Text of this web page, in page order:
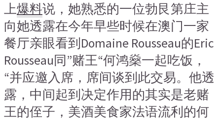
上爆料说，她熟悉的一位勃艮第庄主
向她透露在今年早些时候在澳门一家
餐厅亲眼看到Domaine Rousseau的Eric
Rousseau同”赌王“何鸿燊一起吃饭，
“并应邀入席，席间谈到此交易。他透
露，中间起到决定作用的其实是老赌
王的侄子，美酒美食家法语流利的何